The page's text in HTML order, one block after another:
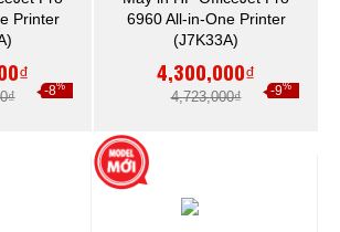
Printer
-8%
6960 All-in-One Printer
(J7K33A)
4,300,000₫
4,723,000₫ -9%